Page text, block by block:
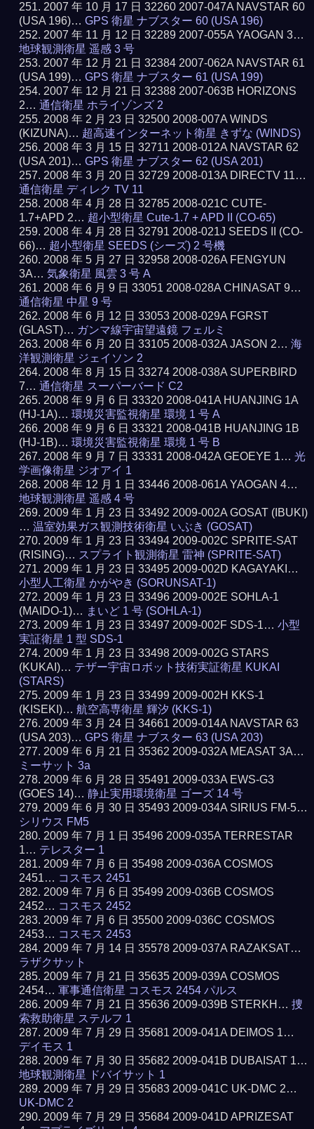
2007 年 10 月 17 日 32260 2007-047A NAVSTAR 60
(USA 196)…GPS 衛星 ナブスター 60 (USA 196)
2007 年 11 月 12 日 32289 2007-055A YAOGAN 3…
地球観測衛星 遥感 3 号
2007 年 12 月 21 日 32384 2007-062A NAVSTAR 61
(USA 199)…GPS 衛星 ナブスター 61 (USA 199)
2007 年 12 月 21 日 32388 2007-063B HORIZONS
2…通信衛星 ホライゾンズ 2
2008 年 2 月 23 日 32500 2008-007A WINDS
(KIZUNA)… 超高速インターネット衛星 きずな (WINDS)
2008 年 3 月 15 日 32711 2008-012A NAVSTAR 62
(USA 201)…GPS 衛星 ナブスター 62 (USA 201)
2008 年 3 月 20 日 32729 2008-013A DIRECTV 11…
通信衛星 ディレク TV 11
2008 年 4 月 28 日 32785 2008-021C CUTE-
1.7+APD 2… 超小型衛星 Cute-1.7 + APD II (CO-65)
2008 年 4 月 28 日 32791 2008-021J SEEDS II (CO-
66)… 超小型衛星 SEEDS (シーズ) 2 号機
2008 年 5 月 27 日 32958 2008-026A FENGYUN
3A…気象衛星 風雲 3 号 A
2008 年 6 月 9 日 33051 2008-028A CHINASAT 9…
通信衛星 中星 9 号
2008 年 6 月 12 日 33053 2008-029A FGRST
(GLAST)… ガンマ線宇宙望遠鏡 フェルミ
2008 年 6 月 20 日 33105 2008-032A JASON 2…海
洋観測衛星 ジェイソン 2
2008 年 8 月 15 日 33274 2008-038A SUPERBIRD
7…通信衛星 スーパーバード C2
2008 年 9 月 6 日 33320 2008-041A HUANJING 1A
(HJ-1A)…環境災害監視衛星 環境 1 号 A
2008 年 9 月 6 日 33321 2008-041B HUANJING 1B
(HJ-1B)…環境災害監視衛星 環境 1 号 B
2008 年 9 月 7 日 33331 2008-042A GEOEYE 1…光
学画像衛星 ジオアイ 1
2008 年 12 月 1 日 33446 2008-061A YAOGAN 4…
地球観測衛星 遥感 4 号
2009 年 1 月 23 日 33492 2009-002A GOSAT (IBUKI)
…温室効果ガス観測技術衛星 いぶき (GOSAT)
2009 年 1 月 23 日 33494 2009-002C SPRITE-SAT
(RISING)… スプライト観測衛星 雷神 (SPRITE-SAT)
2009 年 1 月 23 日 33495 2009-002D KAGAYAKI…
小型人工衛星 かがやき (SORUNSAT-1)
2009 年 1 月 23 日 33496 2009-002E SOHLA-1
(MAIDO-1)… まいど 1 号 (SOHLA-1)
2009 年 1 月 23 日 33497 2009-002F SDS-1…小型
実証衛星 1 型 SDS-1
2009 年 1 月 23 日 33498 2009-002G STARS
(KUKAI)… テザー宇宙ロボット技術実証衛星 KUKAI
(STARS)
2009 年 1 月 23 日 33499 2009-002H KKS-1
(KISEKI)…航空高専衛星 輝汐 (KKS-1)
2009 年 3 月 24 日 34661 2009-014A NAVSTAR 63
(USA 203)…GPS 衛星 ナブスター 63 (USA 203)
2009 年 6 月 21 日 35362 2009-032A MEASAT 3A…
ミーサット 3a
2009 年 6 月 28 日 35491 2009-033A EWS-G3
(GOES 14)…静止実用環境衛星 ゴーズ 14 号
2009 年 6 月 30 日 35493 2009-034A SIRIUS FM-5…
シリウス FM5
2009 年 7 月 1 日 35496 2009-035A TERRESTAR
1… テレスター 1
2009 年 7 月 6 日 35498 2009-036A COSMOS
2451… コスモス 2451
2009 年 7 月 6 日 35499 2009-036B COSMOS
2452… コスモス 2452
2009 年 7 月 6 日 35500 2009-036C COSMOS
2453… コスモス 2453
2009 年 7 月 14 日 35578 2009-037A RAZAKSAT…
ラザクサット
2009 年 7 月 21 日 35635 2009-039A COSMOS
2454…軍事通信衛星 コスモス 2454 パルス
2009 年 7 月 21 日 35636 2009-039B STERKH…捜
索救助衛星 ステルフ 1
2009 年 7 月 29 日 35681 2009-041A DEIMOS 1…
デイモス 1
2009 年 7 月 30 日 35682 2009-041B DUBAISAT 1…
地球観測衛星 ドバイサット 1
2009 年 7 月 29 日 35683 2009-041C UK-DMC 2…
UK-DMC 2
2009 年 7 月 29 日 35684 2009-041D APRIZESAT